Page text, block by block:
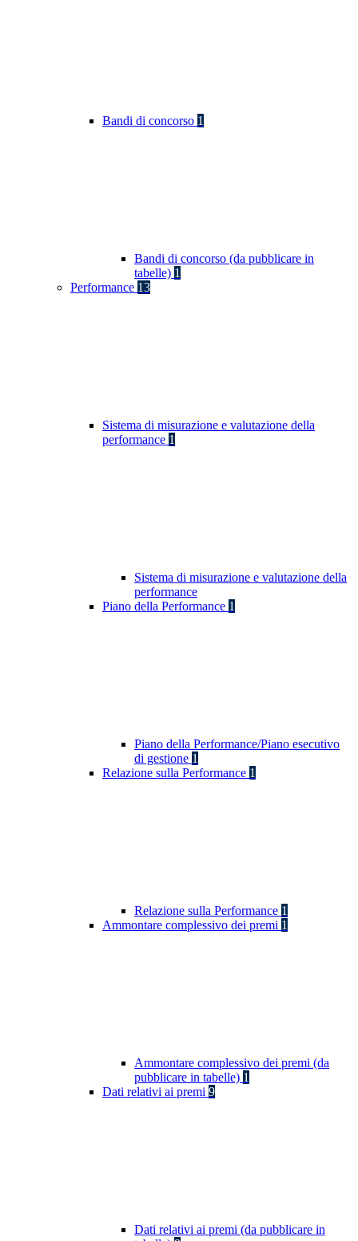
Bandi di concorso 1
Bandi di concorso (da pubblicare in
tabelle) 1
Performance 13
Sistema di misurazione e valutazione della
performance 1
Sistema di misurazione e valutazione della
performance
Piano della Performance 1
Piano della Performance/Piano esecutivo
di gestione 1
Relazione sulla Performance 1
Relazione sulla Performance 1
Ammontare complessivo dei premi 1
Ammontare complessivo dei premi (da
pubblicare in tabelle) 1
Dati relativi ai premi 9
Dati relativi ai premi (da pubblicare in